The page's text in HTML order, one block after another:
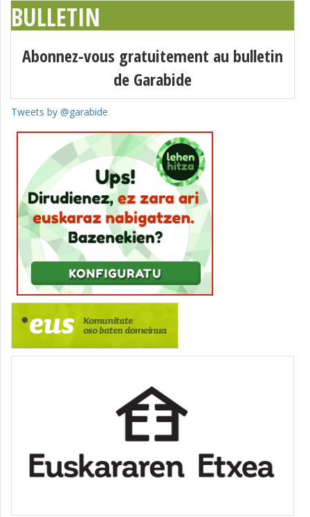
BULLETIN
Abonnez-vous gratuitement au bulletin
de Garabide
Tweets by @garabide